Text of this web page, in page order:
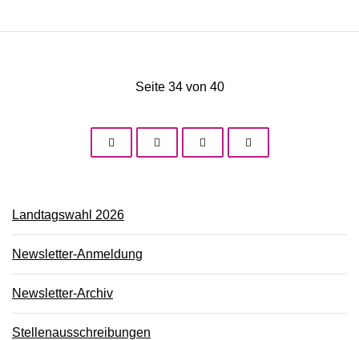
Seite 34 von 40
Landtagswahl 2026
Newsletter-Anmeldung
Newsletter-Archiv
Stellenausschreibungen